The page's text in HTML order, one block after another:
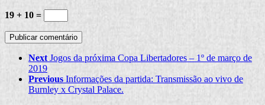
19 + 10 =
Next Jogos da próxima Copa Libertadores – 1º de março de
2019
Previous Informações da partida: Transmissão ao vivo de
Burnley x Crystal Palace.